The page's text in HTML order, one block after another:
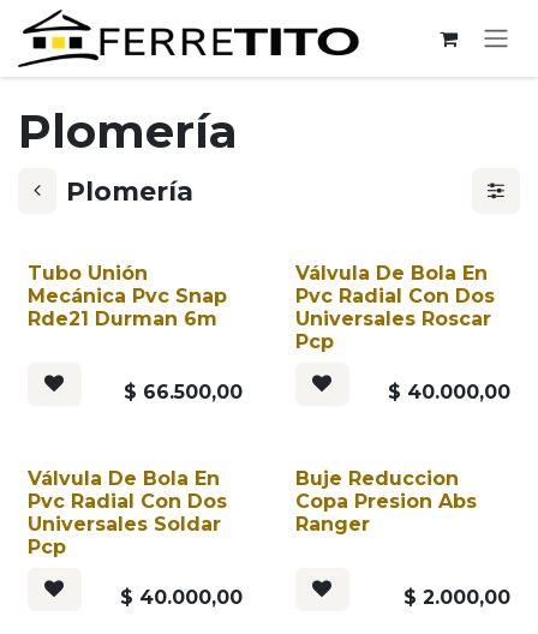
Ir al contenido
Plomería
Plomería
Tubo Unión
Mecánica Pvc Snap
Rde21 Durman 6m
$ 66.500,00
Válvula De Bola En
Pvc Radial Con Dos
Universales Roscar
Pcp
$ 40.000,00
Válvula De Bola En
Pvc Radial Con Dos
Universales Soldar
Pcp
$ 40.000,00
Buje Reduccion
Copa Presion Abs
Ranger
$ 2.000,00